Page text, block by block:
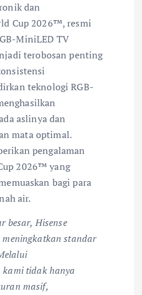
dan
Cup 2026™, resmi
MiniLED TV
terobosan penting
teknologi RGB-
aslinya dan
mata optimal.
pengalaman
2026™ yang
bagi para
air.
besar, Hisense
standar
kami tidak hanya
masif,